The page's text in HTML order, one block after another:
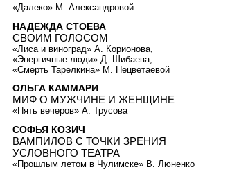
«Далеко» М. Александровой
НАДЕЖДА СТОЕВА
СВОИМ ГОЛОСОМ
«Лиса и виноград» А. Корионова,
«Энергичные люди» Д. Шибаева,
«Смерть Тарелкина» М. Нецветаевой
ОЛЬГА КАММАРИ
МИФ О МУЖЧИНЕ И ЖЕНЩИНЕ
«Пять вечеров» А. Трусова
СОФЬЯ КОЗИЧ
ВАМПИЛОВ С ТОЧКИ ЗРЕНИЯ
УСЛОВНОГО ТЕАТРА
«Прошлым летом в Чулимске» В. Люненко